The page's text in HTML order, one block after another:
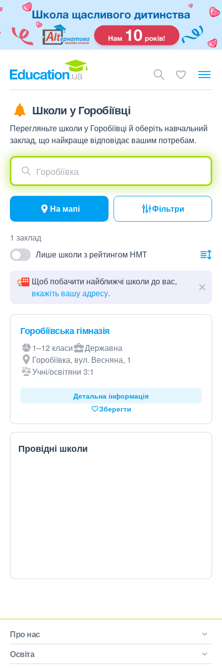
Школи у Горобіївці
Перегляньте школи у Горобіївці й оберіть навчальний
заклад, що найкраще відповідає вашим потребам.
Горобіївка
На мапі Фільтри
1 заклад
Лише школи з рейтингом НМТ
Щоб побачити найближчі школи до вас,
вкажіть вашу адресу.
Горобіївська гімназія
1–12 класи
Державна
Горобіївка, вул. Весняна, 1
Учні/освітяни 3:1
Детальна інформація
Зберегти
Провідні школи
Про нас
Освіта